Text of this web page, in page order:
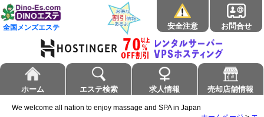
全国メンズエステ 安全注意 お問合せ
ホーム エステ検索 求人情報 売却店舗情報
We welcome all nation to enjoy massage and SPA in Japan